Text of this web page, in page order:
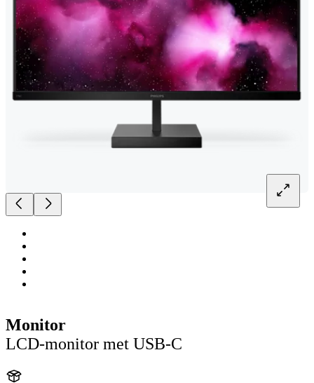
Monitor
LCD-monitor met USB-C